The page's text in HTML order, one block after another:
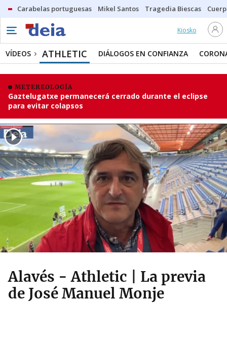
Carabelas portuguesas Mikel Santos Tragedia Biescas
Kiosko
VÍDEOS ATHLETIC DIÁLOGOS EN CONFIANZA
METEREOLOGÍA
Gaztelugatxe permanecerá cerrado durante el eclipse
para evitar colapsos
Alavés - Athletic | La previa
de José Manuel Monje